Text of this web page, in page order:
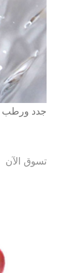
جدد ورطب
تسوق الآن